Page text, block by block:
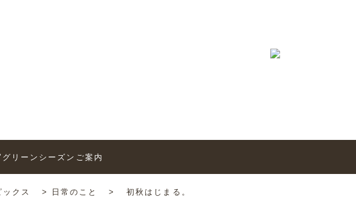
リーンシーズンご案内
ックス > 日常のこと > 初秋はじまる。